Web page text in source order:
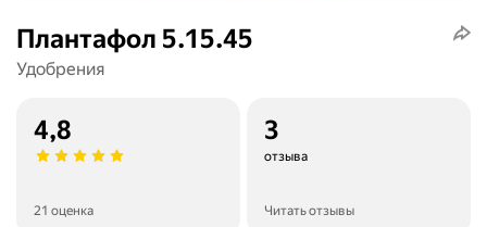
Плантафол 5.15.45
Удобрения
4,8
21 оценка
3
отзыва
Читать отзывы